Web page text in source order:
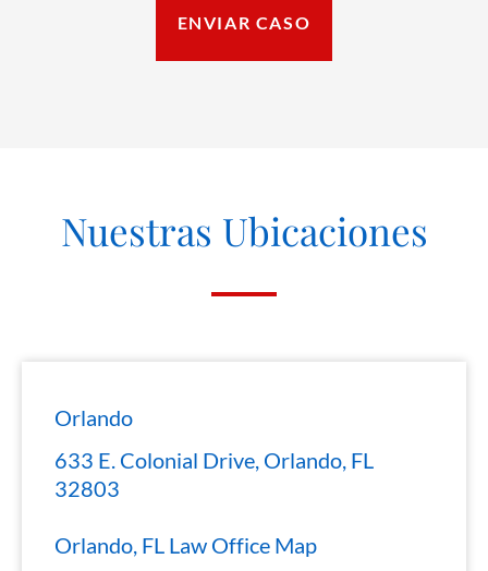
Nuestras Ubicaciones
Orlando
633 E. Colonial Drive, Orlando, FL
32803
Orlando, FL Law Office Map